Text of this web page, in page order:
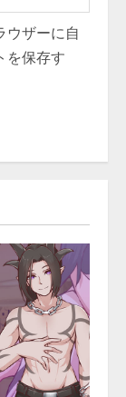
ウザーに自
を保存す